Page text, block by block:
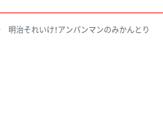
明治それいけ！アンパンマンのみかんとり